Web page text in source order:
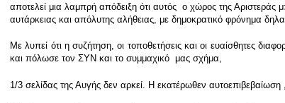
αποτελεί μια λαμπρή απόδειξη ότι αυτός ο χώρος της Αριστεράς
αυτάρκειας και απόλυτης αλήθειας, με δημοκρατικό φρόνημα
Με λυπεί ότι η συζήτηση, οι τοποθετήσεις και οι ευαίσθητες
και πόλωσε τον ΣΥΝ και το συμμαχικό μας σχήμα,
1/3 σελίδας της Αυγής δεν αρκεί. Η εκατέρωθεν